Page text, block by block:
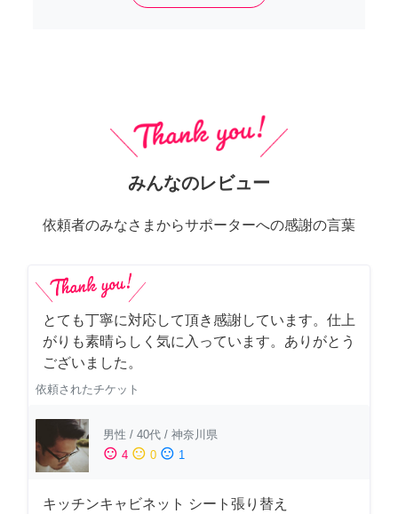
みんなのレビュー
依頼者のみなさまからサポーターへの感謝の言葉
とても丁寧に対応して頂き感謝しています。仕上
がりも素晴らしく気に入っています。ありがとう
ございました。
依頼されたチケット
男性 / 40代 / 神奈川県
sentiment_satisfied 4 sentiment_neutral 0 sentiment_dissatisfied 1
キッチンキャビネット シート張り替え